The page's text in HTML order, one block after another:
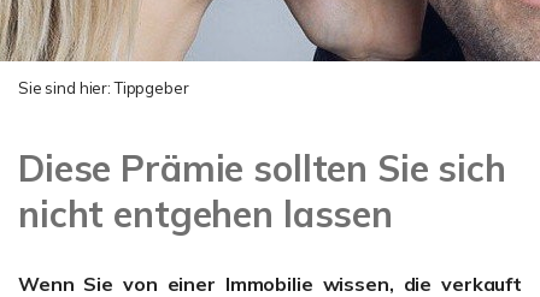
Sie sind hier:Tippgeber
Diese Prämie sollten Sie sich
nicht entgehen lassen
Wenn Sie von einer Immobilie wissen, die verkauft